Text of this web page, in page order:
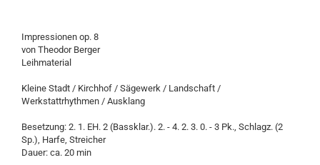
Impressionen op. 8
von Theodor Berger
Leihmaterial
Kleine Stadt / Kirchhof / Sägewerk / Landschaft /
Werkstattrhythmen / Ausklang
Besetzung: 2. 1. EH. 2 (Bassklar.). 2. - 4. 2. 3. 0. - 3 Pk., Schlagz. (2
Sp.), Harfe, Streicher
Dauer: ca. 20 min